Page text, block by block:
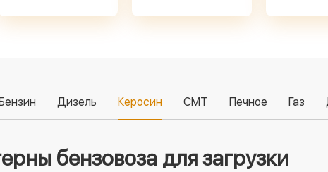
Дизель Керосин СМТ Печное Газ
бензовоза для загрузки